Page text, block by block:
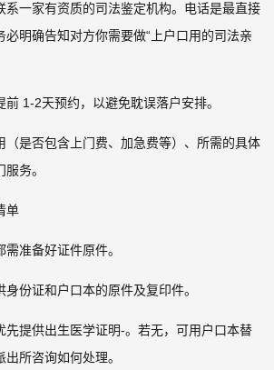
系一家有资质的司法鉴定机构。电话是最直接
必明确告知对方你需要做“上户口用的司法亲
1-2天预约，以避免耽误落户安排。
（是否包含上门费、加急费等）、所需的具体
务。
单
准备好证件原件。
份证和户口本的原件及复印件。
先提供出生医学证明-。若无，可用户口本替
所咨询如何处理。